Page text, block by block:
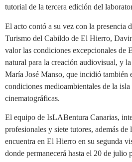
tutorial de la tercera edición del
El acto contó a su vez con la presencia
Turismo del Cabildo de El Hierro,
valor las condiciones excepcionales de
natural para la creación audiovisual, y
María José Manso, que incidió también
condiciones medioambientales de la
cinematográficas.
El equipo de IsLABentura Canarias,
profesionales y siete tutores, además de
encuentra en El Hierro en su segunda
donde permanecerá hasta el 20 de julio